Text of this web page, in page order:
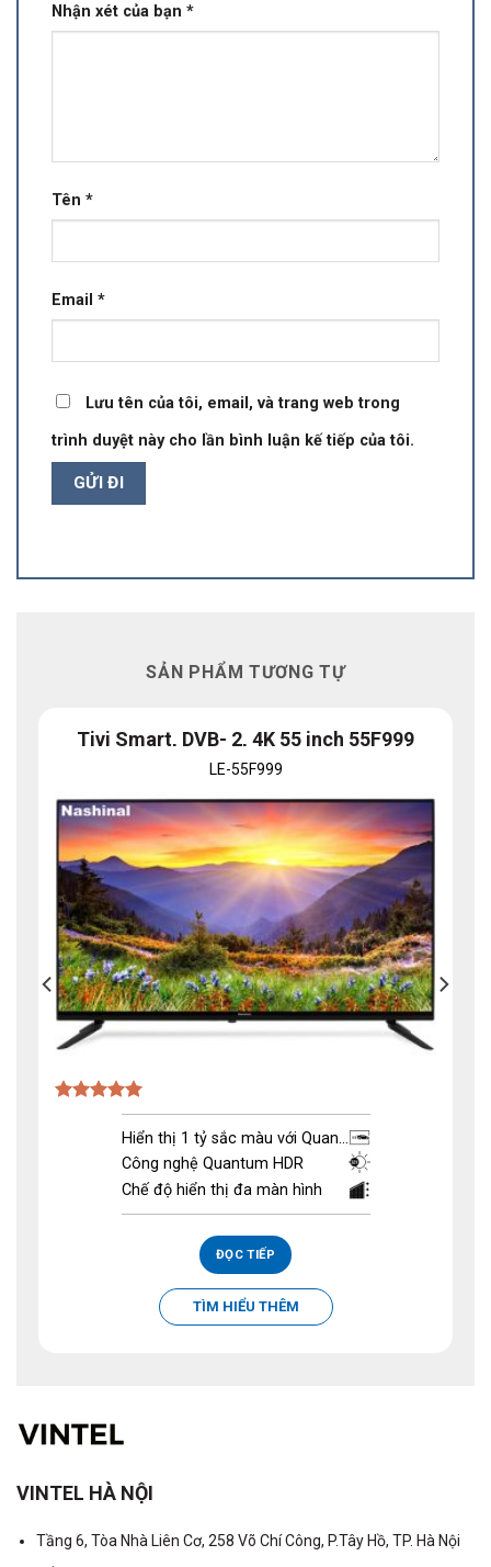
Nhận xét của bạn *
Tên *
Email *
Lưu tên của tôi, email, và trang web trong
trình duyệt này cho lần bình luận kế tiếp của tôi.
SẢN PHẨM TƯƠNG TỰ
Tivi Smart, DVB- 2, 4K 55 inch 55F999
LE-55F999
Được xếp
5.00Hiển thị 1 tỷ sắc màu với Quan...
Công nghệ Quantum HDR
Chế độ hiển thị đa màn hình
ĐỌC TIẾP
TÌM HIỂU THÊM
VINTEL HÀ NỘI
Tầng 6, Tòa Nhà Liên Cơ, 258 Võ Chí Công, P.Tây Hồ, TP. Hà Nội